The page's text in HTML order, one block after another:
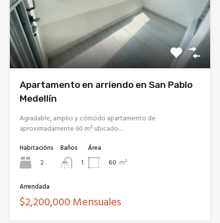
Apartamento en arriendo en San Pablo
Medellín
Agradable, amplio y cómodo apartamento de
aproximadamente 60 m² ubicado…
Habitacións
2
Baños
1
Área
60 m²
Arrendada
$2,200,000 Mensuales